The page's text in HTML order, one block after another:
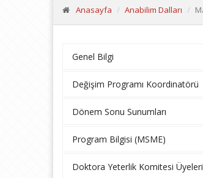
Anasayfa Anabilim Dalları
Genel Bilgi
Değişim Programı Koordinatörü
Dönem Sonu Sunumları
Program Bilgisi (MSME)
Doktora Yeterlik Komitesi Üyeleri